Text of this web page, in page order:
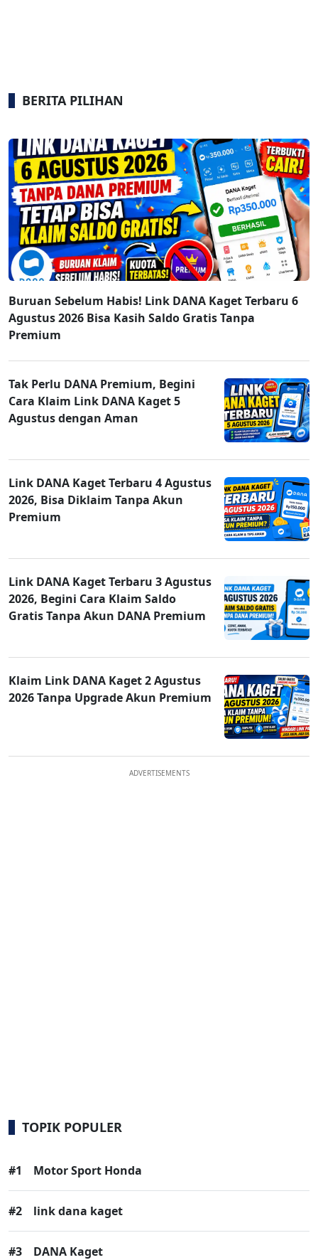
BERITA PILIHAN
Buruan Sebelum Habis! Link DANA Kaget Terbaru 6
Agustus 2026 Bisa Kasih Saldo Gratis Tanpa
Premium
Tak Perlu DANA Premium, Begini
Cara Klaim Link DANA Kaget 5
Agustus dengan Aman
Link DANA Kaget Terbaru 4 Agustus
2026, Bisa Diklaim Tanpa Akun
Premium
Link DANA Kaget Terbaru 3 Agustus
2026, Begini Cara Klaim Saldo
Gratis Tanpa Akun DANA Premium
Klaim Link DANA Kaget 2 Agustus
2026 Tanpa Upgrade Akun Premium
ADVERTISEMENTS
TOPIK POPULER
#1 Motor Sport Honda
#2 link dana kaget
#3 DANA Kaget